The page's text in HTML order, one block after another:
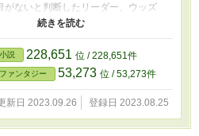
がないと判断したリーダー、ウッズ
ターの狙いを指定した人物に定めさ
《標的誘導》をエランに掛けて、エ
層へ続く大穴に突き落としたのだ！
スを撒くための囮にされたエラン
ロプスもろとも最下層へと落下して
ル《空気障壁》を自身の周りに張っ
良く生き延びるも、直後に落下して
ロプスと対峙し、エランは絶体絶命
小説 228,651 位 / 228,651件
ファンタジー 53,273 位 / 53,273件
新日 2023.09.26 登録日 2023.08.25